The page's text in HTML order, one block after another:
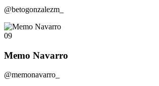
@betogonzalezm_
09
Memo Navarro
@memonavarro_